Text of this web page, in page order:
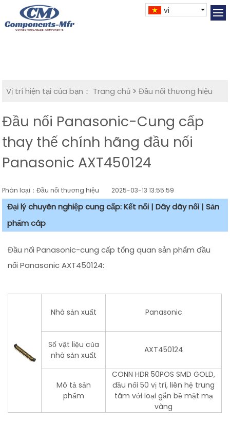
vi
Vị trí hiện tại của bạn： Trang chủ >Đầu nối thương hiệu
Đầu nối Panasonic-Cung cấp
thay thế chính hãng đầu nối
Panasonic AXT450124
Phân loại：Đầu nối thương hiệu 2025-03-13 13:55:59
Đại lý chuyên nghiệp cung cấp: Kết nối | Dây dây nối | Sản
phẩm cáp
Đầu nối Panasonic-cung cấp tổng quan sản phẩm đầu
nối Panasonic AXT450124:
Nhà sản xuất Panasonic
Số vật liệu của
nhà sản xuất
AXT450124
Mô tả sản
phẩm
CONN HDR 50POS SMD GOLD,
đầu nối 50 vị trí, liên hệ trung
tâm với loại gắn bề mặt mạ
vàng